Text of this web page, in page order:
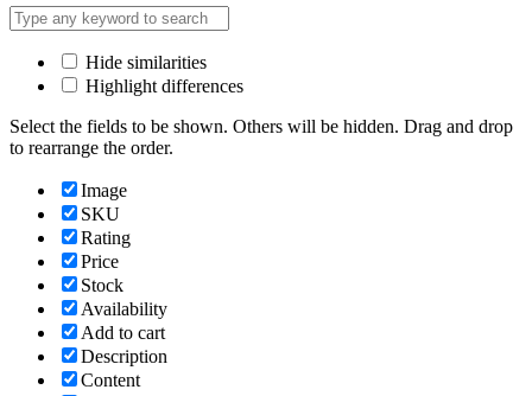
Hide similarities
Highlight differences
Select the fields to be shown. Others will be hidden. Drag and drop
to rearrange the order.
Image
SKU
Rating
Price
Stock
Availability
Add to cart
Description
Content